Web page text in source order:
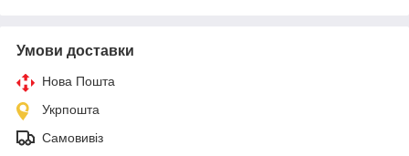
Умови доставки
Нова Пошта
Укрпошта
Самовивіз